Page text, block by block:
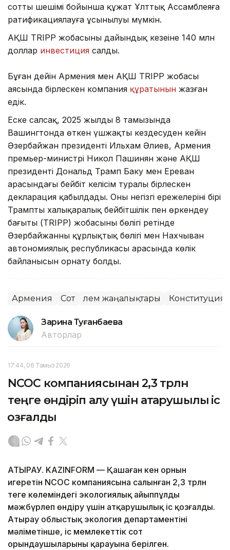
соттың шешімі бойынша құжат Ұлттық Ассамблеяға
ратификациялауға ұсынылуы мүмкін.
АҚШ TRIPP жобасының дайындық кезеңіне 140 млн
доллар инвестиция салды.
Бұған дейін Армения мен АҚШ TRIPP жобасы
аясында бірлескен компания құратынын жазған
едік.
Еске салсақ, 2025 жылдың 8 тамызында
Вашингтонда өткен үшжақты кездесуден кейін
Әзербайжан президенті Ильхам Әлиев, Армения
премьер-министрі Никол Пашинян және АҚШ
президенті Дональд Трамп Баку мен Ереван
арасындағы бейбіт келісім туралы бірлескен
декларация қабылдады. Оның негізгі ережелерінің бірі
Трамптың халықаралық бейбітшілік пен өркендеу
бағыты (TRIPP) жобасының бөлігі ретінде
Әзербайжанның құрлықтық бөлігі мен Нахчыван
автономиялық республикасы арасында көлік
байланысын орнату болды.
Армения Сот Әлем жаңалықтары
Зарина Туғанбаева
Авторлар
17:44, 06 Тамыз 2026
NCOC компаниясынан 2,3 трлн
теңге өндіріп алу үшін атқарушылық іс
қозғалды
АТЫРАУ. KAZINFORM — Қашаған кен орнын
игеретін NCOC компаниясына салынған 2,3 трлн
теңге көлеміндегі экологиялық айыппұлды
мәжбүрлеп өндіру үшін атқарушылық іс қозғалды.
Атырау облыстық экология департаментінің
мәліметінше, іс мемлекеттік сот
орындаушыларының қарауына берілген.